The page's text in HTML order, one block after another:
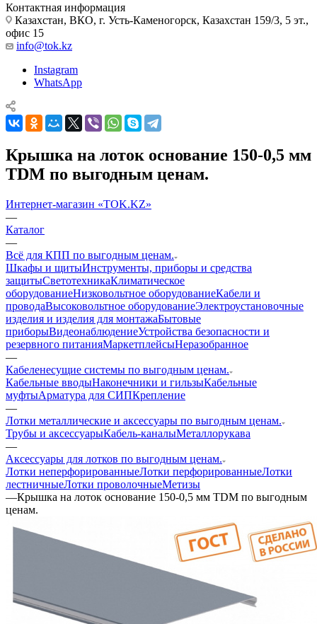
Контактная информация
Казахстан, ВКО, г. Усть-Каменогорск, Казахстан 159/3, 5 эт.,
офис 15
info@tok.kz
Instagram
WhatsApp
Крышка на лоток основание 150-0,5 мм
TDM по выгодным ценам.
Интернет-магазин «TOK.KZ»
—
Каталог
—
Всё для КПП по выгодным ценам.
Шкафы и щитыИнструменты, приборы и средства
защитыСветотехникаКлиматическое
оборудованиеНизковольтное оборудованиеКабели и
проводаВысоковольтное оборудованиеЭлектроустановочные
изделия и изделия для монтажаБытовые
приборыВидеонаблюдениеУстройства безопасности и
резервного питанияМаркетплейсыНеразобранное
—
Кабеленесущие системы по выгодным ценам.
Кабельные вводыНаконечники и гильзыКабельные
муфтыАрматура для СИПКрепление
—
Лотки металлические и аксессуары по выгодным ценам.
Трубы и аксессуарыКабель-каналыМеталлорукава
—
Аксессуары для лотков по выгодным ценам.
Лотки неперфорированныеЛотки перфорированныеЛотки
лестничныеЛотки проволочныеМетизы
—Крышка на лоток основание 150-0,5 мм TDM по выгодным
ценам.